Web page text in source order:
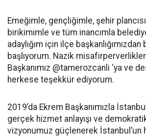
Emeğimle, gençliğimle, şehir
birikimimle ve tüm inancımla
adaylığım için ilçe
başlıyorum. Nazik
Başkanımız @tamerozcanli ‘ya ve
herkese teşekkür ediyorum.
2019’da Ekrem Başkanımızla
gerçek hizmet anlayışı ve
vizyonumuz güçlenerek İstanbul’un